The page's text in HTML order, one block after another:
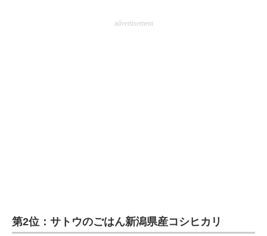
advertisement
第2位：サトウのごはん新潟県産コシヒカリ